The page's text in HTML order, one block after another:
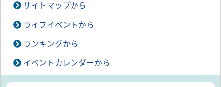
サイトマップから
ライフイベントから
ランキングから
イベントカレンダーから